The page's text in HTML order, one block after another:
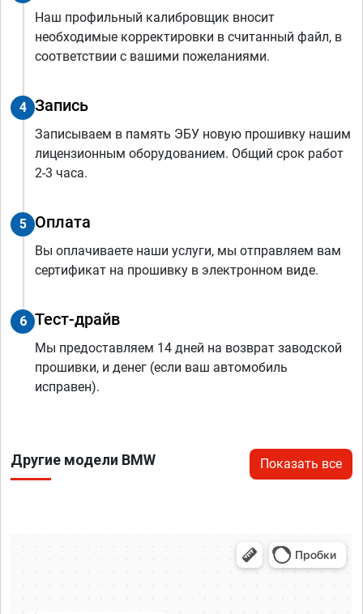
Наш профильный калибровщик вносит
необходимые корректировки в считанный файл, в
соответствии с вашими пожеланиями.
4 Запись
Записываем в память ЭБУ новую прошивку нашим
лицензионным оборудованием. Общий срок работ
2-3 часа.
5 Оплата
Вы оплачиваете наши услуги, мы отправляем вам
сертификат на прошивку в электронном виде.
6 Тест-драйв
Мы предоставляем 14 дней на возврат заводской
прошивки, и денег (если ваш автомобиль
исправен).
Другие модели BMW Показать все